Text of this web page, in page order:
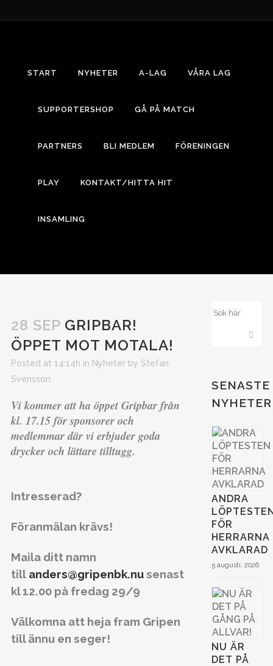
START NYHETER A-LAG VÅRA LAG
SUPPORTERSHOP GÅ PÅ MATCH
PARTNERS BLI MEDLEM FÖRENINGEN
PLAY KONTAKT/HITTA HIT
INSAMLING
28 SEPGRIPBAR!
ÖPPET MOT MOTALA!
Posted at 14:14h in Nyheter by Stefan
Svensson
Vi kommer att ha öppet Gripbar från
kl. 17.15 för sponsorer och
medlemmar där vi erbjuder goda
drycker och lättare tilltugg.
Intresserad?
Föranmälan krävs!
Maila ditt namn
till anders@gripenbk.nusenast
kl 12.00 på fredag 29/9
Välkomna att heja fram Gripen
till ännu en seger!
SENASTE
NYHETER
ANDRA
FÖR
HERRARNA
AVKLARAD
5 augusti, 2026
NU ÄR
DET PÅ